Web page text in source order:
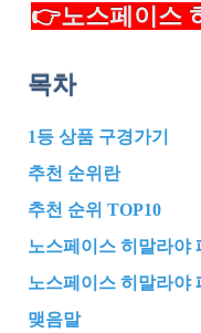
👉노스페이스
목차
1등 상품 구경가기
추천 순위란
추천 순위 TOP10
노스페이스 히말라야
노스페이스 히말라야
맺음말